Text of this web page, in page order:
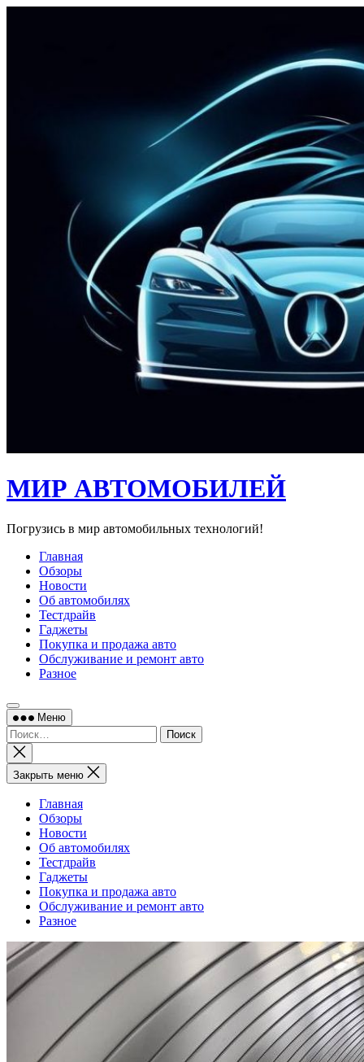
МИР АВТОМОБИЛЕЙ
Погрузись в мир автомобильных технологий!
Главная
Обзоры
Новости
Об автомобилях
Тестдрайв
Гаджеты
Покупка и продажа авто
Обслуживание и ремонт авто
Разное
Меню
Найти:
Закрыть
поиск
Закрыть меню
Главная
Обзоры
Новости
Об автомобилях
Тестдрайв
Гаджеты
Покупка и продажа авто
Обслуживание и ремонт авто
Разное